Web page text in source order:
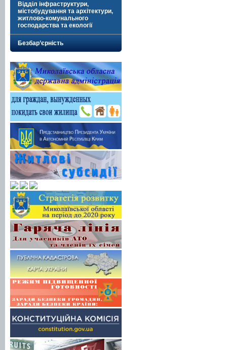
Відділ інфраструктури,
містобудування та архітектури,
житлово-комунального
господарства та екології
Безбар’єрність